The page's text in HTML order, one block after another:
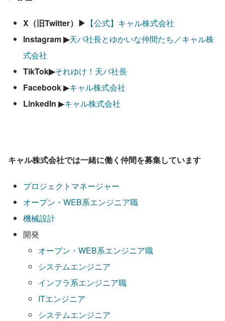
X（旧Twitter）▶ 【公式】キャル株式会社
Instagram ▶天パ社長とゆかいな仲間たち／キャル株
式会社
TikTok▶それゆけ！天パ社長
Facebook ▶キャル株式会社
LinkedIn ▶キャル株式会社
キャル株式会社では一緒に働く仲間を募集しています
プロジェクトマネージャー
オープン・WEB系エンジニア職
機械設計
開発
オープン・WEB系エンジニア職
システムエンジニア
インフラ系エンジニア職
ITエンジニア
システムエンジニア